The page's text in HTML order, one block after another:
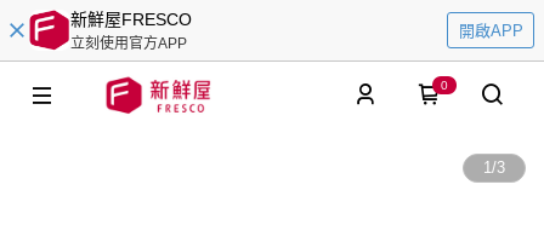
新鮮屋FRESCO
立刻使用官方APP
開啟APP
0
1/3